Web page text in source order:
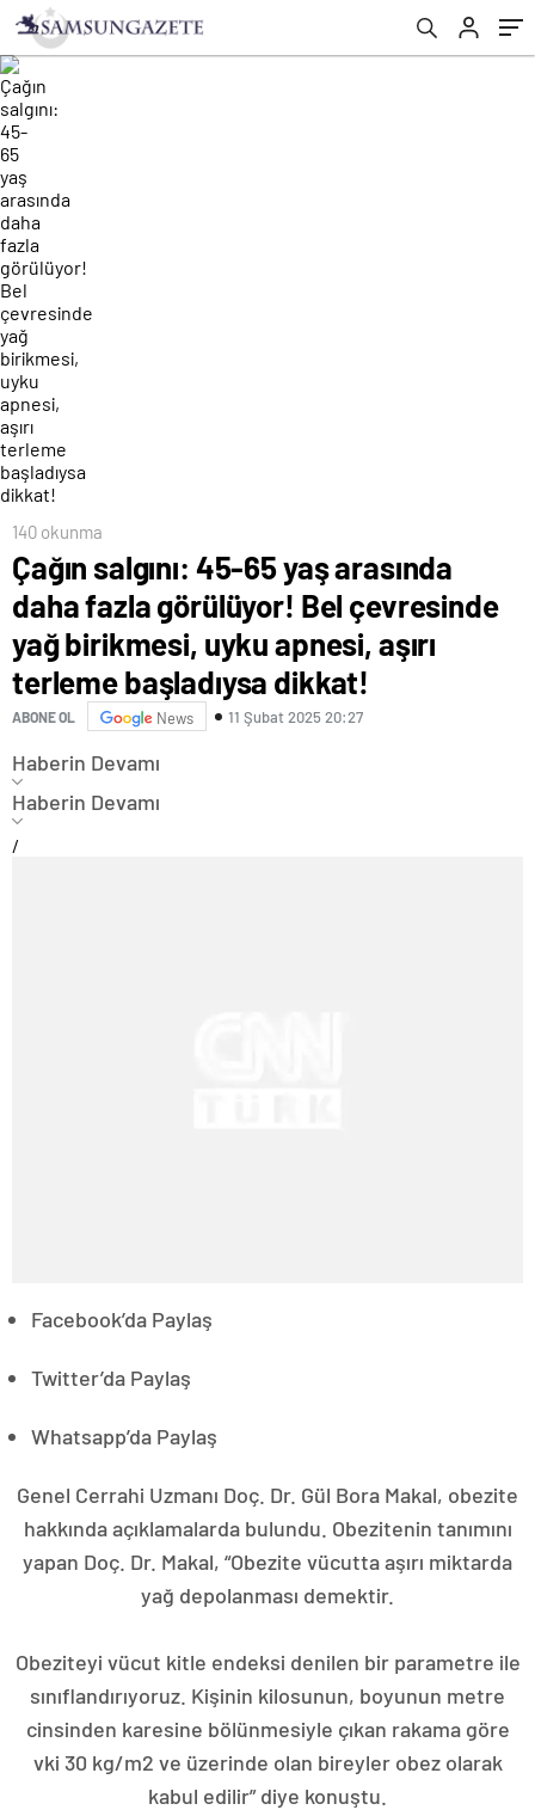
uyku apnesi, aşırı terleme başladıysa dikkat!
140 okunma
Çağın salgını: 45-65 yaş arasında
daha fazla görülüyor! Bel çevresinde
yağ birikmesi, uyku apnesi, aşırı
terleme başladıysa dikkat!
ABONE OL News 11 Şubat 2025 20:27
Haberin Devamı
Haberin Devamı
/
Facebook’da Paylaş
Twitter’da Paylaş
Whatsapp’da Paylaş
Genel Cerrahi Uzmanı Doç. Dr. Gül Bora Makal, obezite
hakkında açıklamalarda bulundu. Obezitenin tanımını
yapan Doç. Dr. Makal, “Obezite vücutta aşırı miktarda
yağ depolanması demektir.
Obeziteyi vücut kitle endeksi denilen bir parametre ile
sınıflandırıyoruz. Kişinin kilosunun, boyunun metre
cinsinden karesine bölünmesiyle çıkan rakama göre
vki 30 kg/m2 ve üzerinde olan bireyler obez olarak
kabul edilir” diye konuştu.